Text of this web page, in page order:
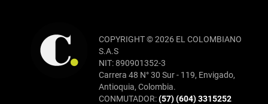
COPYRIGHT © 2026 EL COLOMBIANO
S.A.S
NIT: 890901352-3
Carrera 48 N° 30 Sur - 119, Envigado,
Antioquia, Colombia.
CONMUTADOR:(57) (604) 3315252